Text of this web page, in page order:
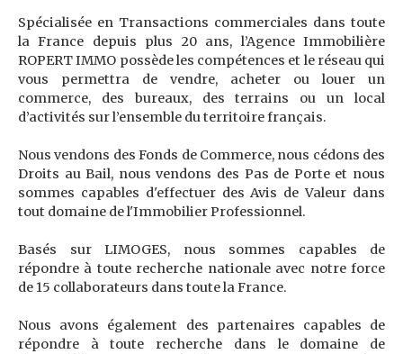
Spécialisée en Transactions commerciales dans toute
la France depuis plus 20 ans, l’Agence Immobilière
ROPERT IMMO possède les compétences et le réseau qui
vous permettra de vendre, acheter ou louer un
commerce, des bureaux, des terrains ou un local
d’activités sur l’ensemble du territoire français.
Nous vendons des Fonds de Commerce, nous cédons des
Droits au Bail, nous vendons des Pas de Porte et nous
sommes capables d'effectuer des Avis de Valeur dans
tout domaine de l'Immobilier Professionnel.
Basés sur LIMOGES, nous sommes capables de
répondre à toute recherche nationale avec notre force
de 15 collaborateurs dans toute la France.
Nous avons également des partenaires capables de
répondre à toute recherche dans le domaine de